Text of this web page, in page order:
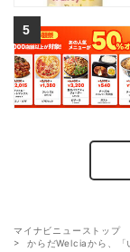
マイナビニューストップ
からだWelciaから、「